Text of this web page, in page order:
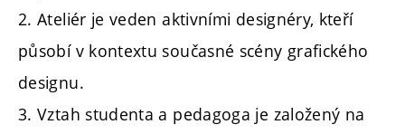
2. Ateliér je veden aktivními designéry, kteří
působí v kontextu současné scény grafického
designu.
3. Vztah studenta a pedagoga je založený na